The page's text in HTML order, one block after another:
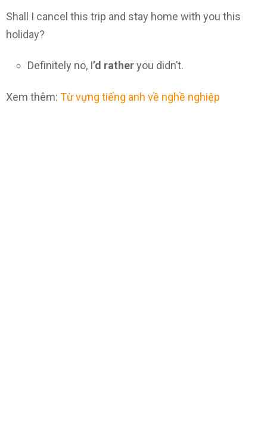
Shall I cancel this trip and stay home with you this
holiday?
Definitely no, I’d ratheryou didn’t.
Xem thêm: Từ vựng tiếng anh về nghề nghiệp